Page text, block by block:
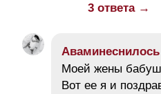
3 ответа →
Аваминеснилось
Моей жены
Вот ее я и